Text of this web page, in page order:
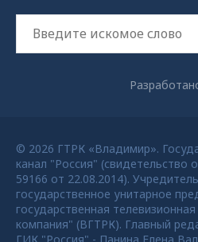
© 2026 ГТРК «Владимир».
канал "Россия" (свидетельство
59166 от 22.08.2014).
государственное унитарное
государственная
компания" (ВГТРК). Главный